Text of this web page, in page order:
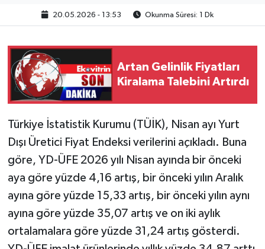
20.05.2026 - 13:53 Okunma Süresi: 1 Dk
Artan Gelinlik Fiyatları
Kiralama Talebini Artırdı
Türkiye İstatistik Kurumu (TÜİK), Nisan ayı Yurt
Dışı Üretici Fiyat Endeksi verilerini açıkladı. Buna
göre, YD-ÜFE 2026 yılı Nisan ayında bir önceki
aya göre yüzde 4,16 artış, bir önceki yılın Aralık
ayına göre yüzde 15,33 artış, bir önceki yılın aynı
ayına göre yüzde 35,07 artış ve on iki aylık
ortalamalara göre yüzde 31,24 artış gösterdi.